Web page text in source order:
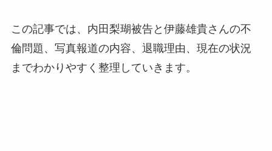
この記事では、内田梨瑚被告と伊藤雄貴さんの不
倫問題、写真報道の内容、退職理由、現在の状況
までわかりやすく整理していきます。